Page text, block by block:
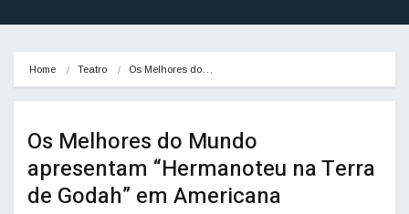
Home Teatro Os Melhores do…
Os Melhores do Mundo
apresentam “Hermanoteu na Terra
de Godah” em Americana